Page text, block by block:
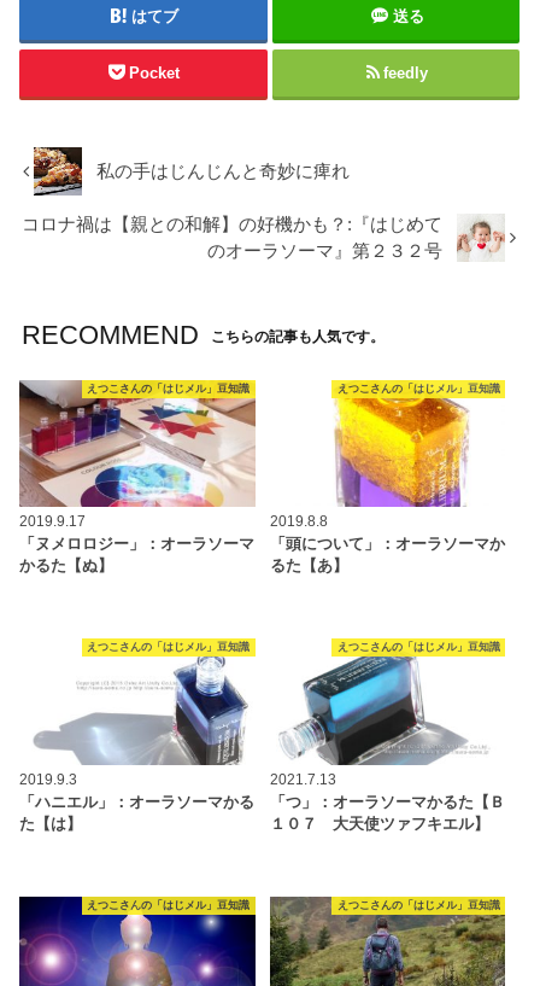
はてブ 送る
Pocket feedly
私の手はじんじんと奇妙に痺れ
コロナ禍は【親との和解】の好機かも？:『はじめて
のオーラソーマ』第２３２号
RECOMMEND こちらの記事も人気です。
えつこさんの「はじメル」豆知識
2019.9.17
「ヌメロロジー」：オーラソーマ
かるた【ぬ】
えつこさんの「はじメル」豆知識
2019.8.8
「頭について」：オーラソーマか
るた【あ】
えつこさんの「はじメル」豆知識
2019.9.3
「ハニエル」：オーラソーマかる
た【は】
えつこさんの「はじメル」豆知識
2021.7.13
「つ」：オーラソーマかるた【Ｂ
１０７ 大天使ツァフキエル】
えつこさんの「はじメル」豆知識 えつこさんの「はじメル」豆知識